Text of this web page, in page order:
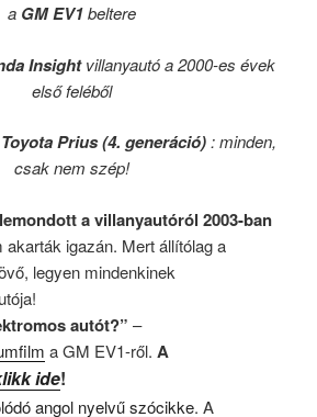
a GM EV1beltere
Insightvillanyautó a 2000-es évek
első feléből
Toyota Prius (4. generáció) : minden,
csak nem szép!
a villanyautóról 2003-ban
akarták igazán. Mert állítólag a
legyen mindenkinek
autót?” –
a GM EV1-ről. A
ide!
angol nyelvű szócikke. A